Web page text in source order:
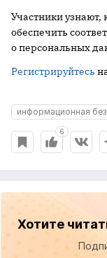
Участники
обеспечить
о персональных
Регистрируйтесь
информационная
6
Хотите